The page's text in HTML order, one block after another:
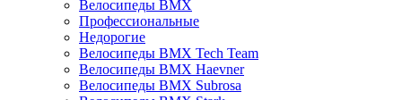
Велосипеды BMX
Профессиональные
Недорогие
Велосипеды BMX Tech Team
Велосипеды BMX Haevner
Велосипеды BMX Subrosa